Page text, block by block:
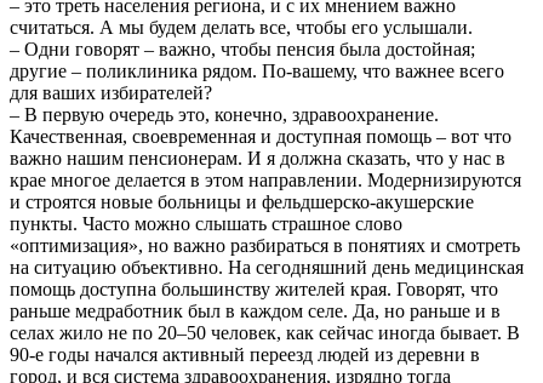
– это треть населения региона, и с их мнением важно
считаться. А мы будем делать все, чтобы его услышали.
– Одни говорят – важно, чтобы пенсия была достойная;
другие – поликлиника рядом. По-вашему, что важнее всего
для ваших избирателей?
– В первую очередь это, конечно, здравоохранение.
Качественная, свое­временная и доступная помощь – вот что
важно нашим пенсионерам. И я должна сказать, что у нас в
крае многое делается в этом направлении. Модернизируются
и строятся новые больницы и фельдшерско-акушерские
пункты. Часто можно слышать страшное слово
«оптимизация», но важно разбираться в понятиях и смотреть
на ситуацию объективно. На сегодняшний день медицинская
помощь доступна большинству жителей края. Говорят, что
раньше медработник был в каждом селе. Да, но раньше и в
селах жило не по 20–50 человек, как сейчас иногда бывает. В
90-е годы начался активный переезд людей из деревни в
город, и вся система здравоохранения, изрядно тогда